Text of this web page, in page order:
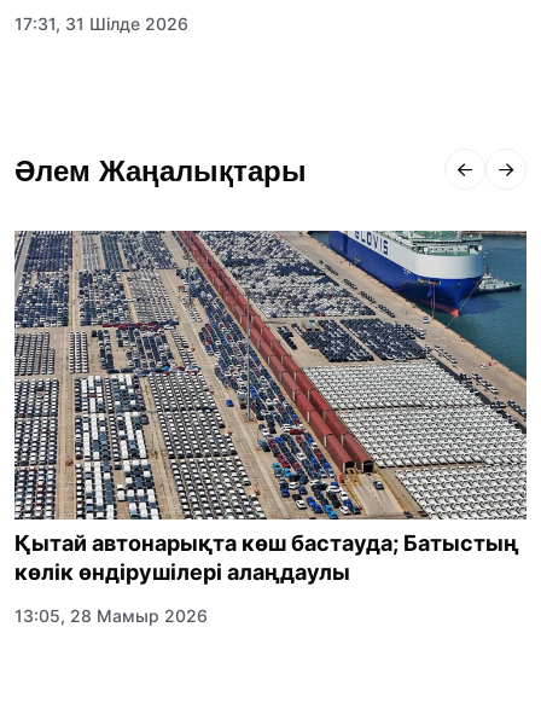
17:31, 31 Шілде 2026
13:13, 30 Шілде 2026
Асхат Асылбеков: Күшті билікке күшті
тұлғалар керек!
12:01, 28 Шілде 2026
Абзал Достияр: Думан Мұхаметкәрімді
Алматы түрмесіне ауыстыруы мүмкін
16:15, 27 Шілде 2026
Өскенбай Құлатайұлы: Руханиятқа қызмет
еткен қаламгер
Әлем Жаңалықтары
Қытай автонарықта көш бастауда; Батыстың
көлік өндірушілері алаңдаулы
13:05, 28 Мамыр 2026